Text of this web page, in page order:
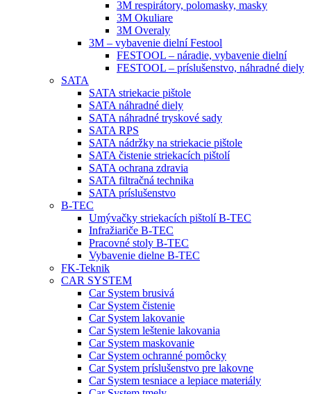
3M respirátory, polomasky, masky
3M Okuliare
3M Overaly
3M – vybavenie dielní Festool
FESTOOL – náradie, vybavenie dielní
FESTOOL – príslušenstvo, náhradné diely
SATA
SATA striekacie pištole
SATA náhradné diely
SATA náhradné tryskové sady
SATA RPS
SATA nádržky na striekacie pištole
SATA čistenie striekacích pištolí
SATA ochrana zdravia
SATA filtračná technika
SATA príslušenstvo
B-TEC
Umývačky striekacích pištolí B-TEC
Infražiariče B-TEC
Pracovné stoly B-TEC
Vybavenie dielne B-TEC
FK-Teknik
CAR SYSTEM
Car System brusivá
Car System čistenie
Car System lakovanie
Car System leštenie lakovania
Car System maskovanie
Car System ochranné pomôcky
Car System príslušenstvo pre lakovne
Car System tesniace a lepiace materiály